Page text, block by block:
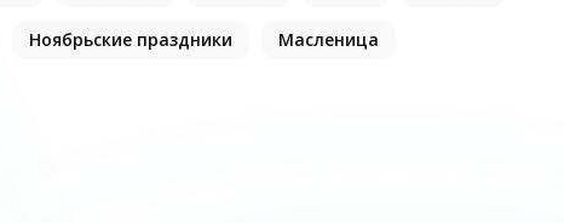
Ноябрьские праздники Масленица